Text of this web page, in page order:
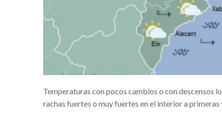
¿De donde vienen las Fallas? Un
NUEVO CENTRO UP BENICALAP
‘MOVIMENTS URBANS’
LA MASCLETÀ VERTICAL Y LA
PROYECTOS VERDES Y
Una animalada per Carnestoltes en
8º EDICIÓN CONCURSO ‘K ME
Temperaturas con pocos cambios o con descensos
rachas fuertes o muy fuertes en el interior a